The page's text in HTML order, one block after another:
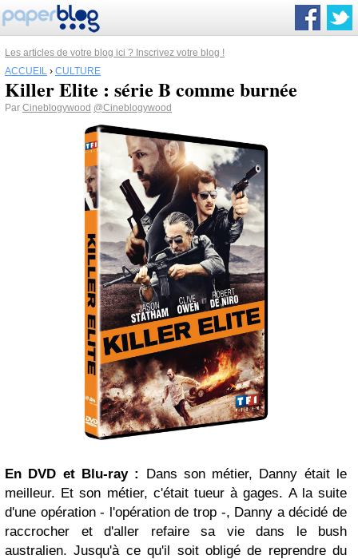
Les articles de votre blog ici ? Inscrivez votre blog !
ACCUEIL › CULTURE
Killer Elite : série B comme burnée
Par Cineblogywood @Cineblogywood
En DVD et Blu-ray: Dans son métier, Danny était le
meilleur. Et son métier, c'était tueur à gages. A la suite
d'une opération - l'opération de trop -, Danny a décidé de
raccrocher et d'aller refaire sa vie dans le bush
australien. Jusqu'à ce qu'il soit obligé de reprendre du